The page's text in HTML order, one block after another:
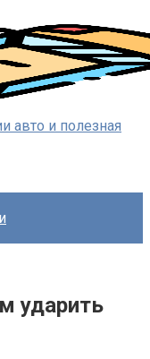
авто и полезная
ударить